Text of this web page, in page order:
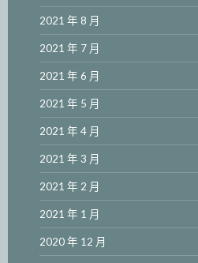
2021 年 8 月
2021 年 7 月
2021 年 6 月
2021 年 5 月
2021 年 4 月
2021 年 3 月
2021 年 2 月
2021 年 1 月
2020 年 12 月